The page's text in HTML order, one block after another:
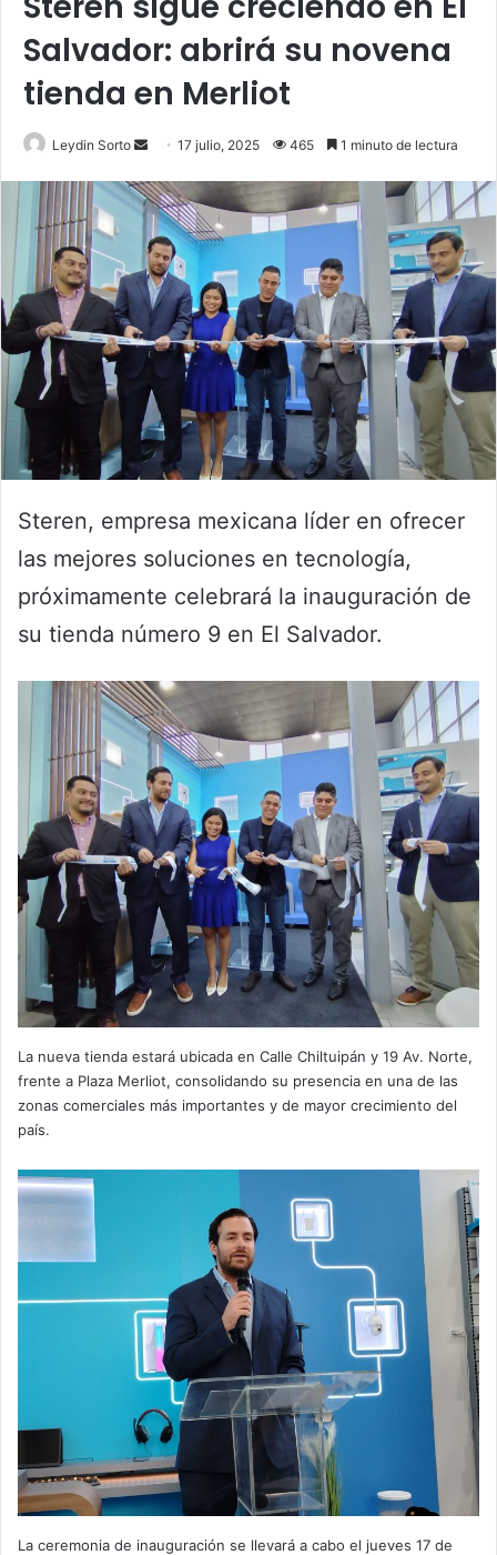
Salvador: abrirá su novena
tienda en Merliot
Leydin Sorto
Send
email
17 julio, 2025 465 1 minuto de lectura
Steren, empresa mexicana líder en ofrecer
las mejores soluciones en tecnología,
próximamente celebrará la inauguración de
su tienda número 9 en El Salvador.
La nueva tienda estará ubicada en Calle Chiltuipán y 19 Av. Norte,
frente a Plaza Merliot, consolidando su presencia en una de las
zonas comerciales más importantes y de mayor crecimiento del
país.
La ceremonia de inauguración se llevará a cabo el jueves 17 de